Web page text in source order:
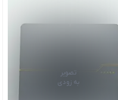
تصویر
به زودی